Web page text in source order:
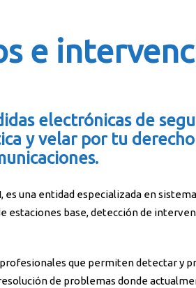
e
electrónicas de
y velar por tu derecho
una entidad especializada en
estaciones base, detección de
que permiten detectar y
de problemas donde